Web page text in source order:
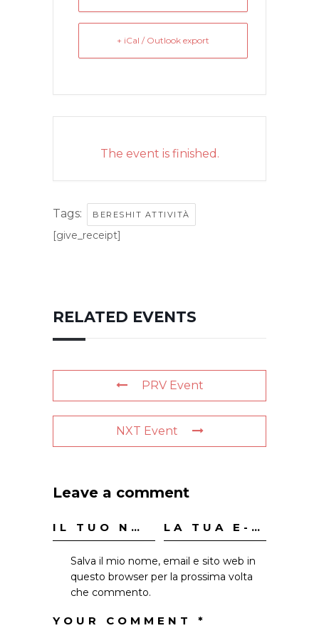
+ iCal / Outlook export
The event is finished.
Tags: BERESHIT ATTIVITÀ
[give_receipt]
RELATED EVENTS
PRV Event
NXT Event
Leave a comment
Salva il mio nome, email e sito web in
questo browser per la prossima volta
che commento.